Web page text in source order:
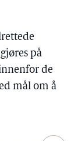
på
de
mål om å